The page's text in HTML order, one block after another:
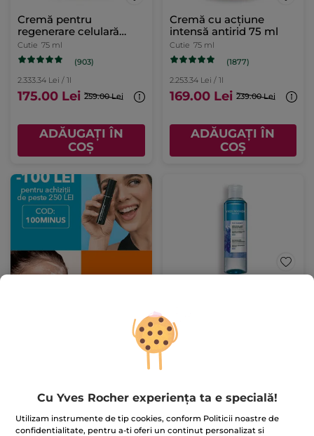
Cremă pentru
regenerare celulară
intensă
Cutie 75 ml
(903)
2.333.34 Lei / 1l
175.00 Lei 259.00 Lei
ADĂUGAȚI ÎN
COȘ
Cremă cu acțiune
intensă antirid 75 ml
Cutie 75 ml
(1877)
2.253.34 Lei / 1l
169.00 Lei 239.00 Lei
ADĂUGAȚI ÎN
COȘ
295.00 Lei / 1l
ADĂUGAȚI ÎN
COȘ
Cu Yves Rocher experiența ta e specială!
Utilizam instrumente de tip cookies, conform Politicii noastre de
confidentialitate, pentru a-ti oferi un continut personalizat si